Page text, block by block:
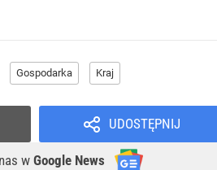
Gospodarka Kraj
UDOSTĘPNIJ
w Google News